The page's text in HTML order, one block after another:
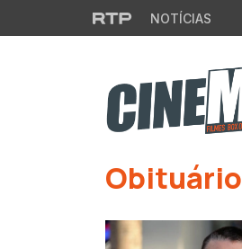
Saltar para o conteúdo principal
NOTÍCIAS
Obituário